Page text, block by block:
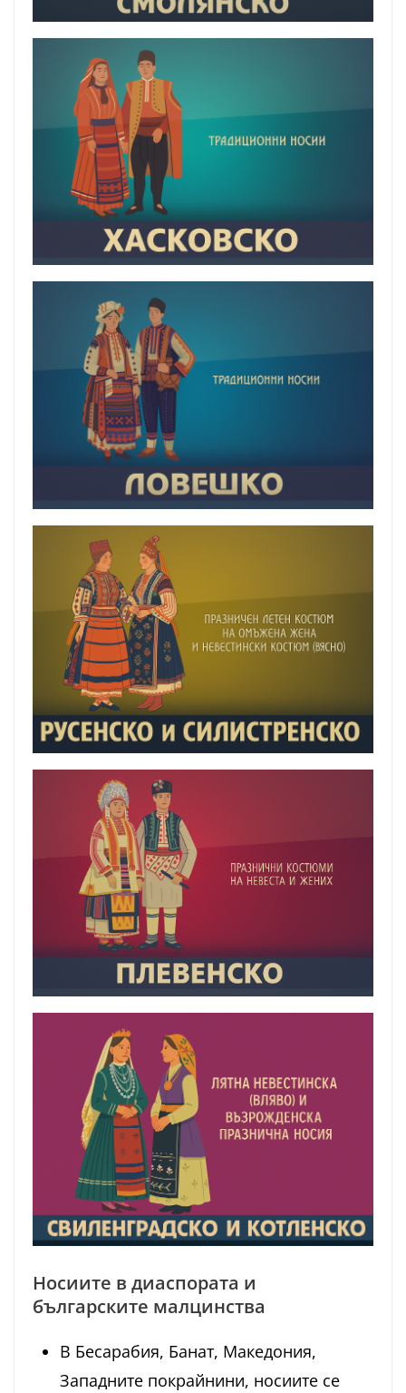
Носиите в диаспората и
българските малцинства
В Бесарабия, Банат, Македония,
Западните покрайнини, носиите се